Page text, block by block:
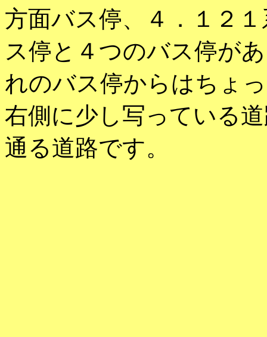
方面バス停、４．１２
ス停と４つのバス停が
れのバス停からはちょ
右側に少し写っている
通る道路です。